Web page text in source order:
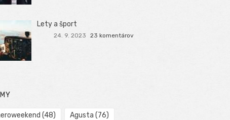
Lety a šport
24. 9. 2023 23 komentárov
(48) Agusta (76)